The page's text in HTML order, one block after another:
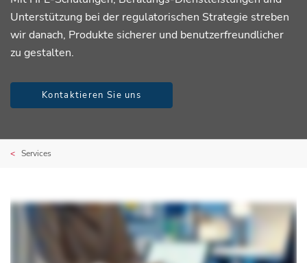
Unterstützung bei der regulatorischen Strategie streben
wir danach, Produkte sicherer und benutzerfreundlicher
zu gestalten.
Kontaktieren Sie uns
Services